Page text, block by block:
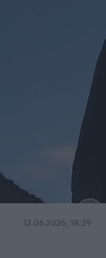
12.06.2026, 18:29